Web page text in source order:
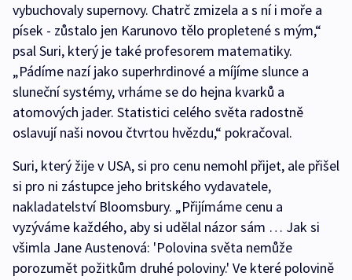
vybuchovaly supernovy. Chatrč zmizela a s ní i moře a
písek - zůstalo jen Karunovo tělo propletené s mým,“
psal Suri, který je také profesorem matematiky.
„Pádíme nazí jako superhrdinové a míjíme slunce a
sluneční systémy, vrháme se do hejna kvarků a
atomových jader. Statistici celého světa radostně
oslavují naši novou čtvrtou hvězdu,“ pokračoval.
Suri, který žije v USA, si pro cenu nemohl přijet, ale přišel
si pro ni zástupce jeho britského vydavatele,
nakladatelství Bloomsbury. „Přijímáme cenu a
vyzýváme každého, aby si udělal názor sám … Jak si
všimla Jane Austenová: 'Polovina světa nemůže
porozumět požitkům druhé poloviny.' Ve které polovině